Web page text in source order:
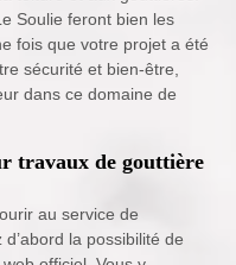
Soulie feront bien les
fois que votre projet a été
sécurité et bien-être,
dans ce domaine de
travaux de gouttière
au service de
la possibilité de